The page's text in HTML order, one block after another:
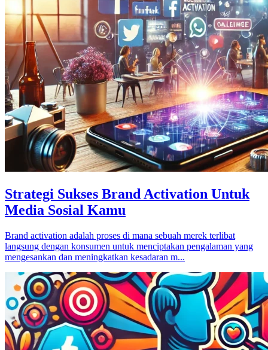
Strategi Sukses Brand Activation Untuk
Media Sosial Kamu
Brand activation adalah proses di mana sebuah merek terlibat
langsung dengan konsumen untuk menciptakan pengalaman yang
mengesankan dan meningkatkan kesadaran m...